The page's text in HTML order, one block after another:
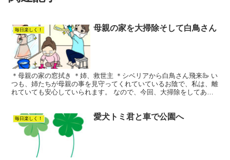
毎日楽しく！ 母親の家を大掃除そして白鳥さん
＊母親の家の窓拭き ＊姉、救世主 ＊シベリアから白鳥さん飛来🦢 い
つも、姉たちが母親の事を見守ってくれていているお陰で、私は、離
れていても安心していられます。 なので、今回、大掃除をしてあげ
毎日楽しく！ 愛犬トミ君と車で公園へ